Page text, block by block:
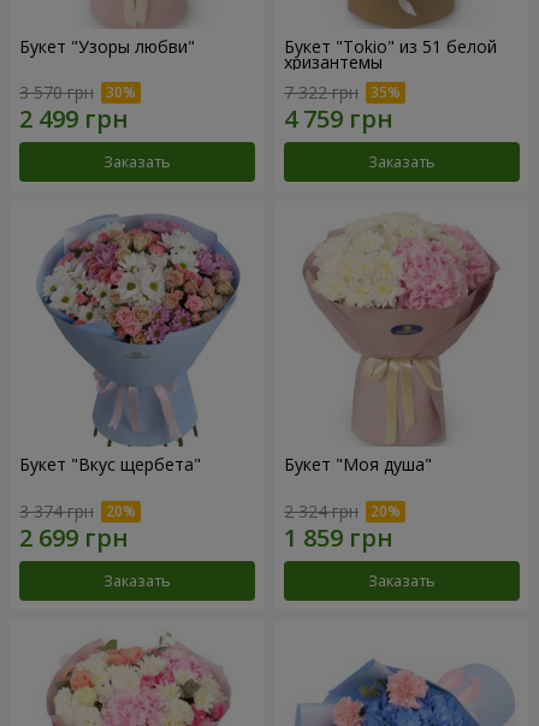
Букет "Узоры любви"
3 570 грн
Заказать
Букет "Tokio" из 51 белой
хризантемы
7 322 грн
Заказать
Букет "Вкус щербета"
3 374 грн
Заказать
Букет "Моя душа"
2 324 грн
Заказать